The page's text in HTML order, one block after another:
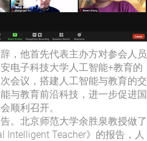
，他首先代表主办方对参会人员
电子科技大学人工智能+教育的
会议，搭建人工智能与教育的交
与教育前沿科技，进一步促进国
顺利召开。
。北京师范大学余胜泉教授做了
Intelligent Teacher》的报告，人